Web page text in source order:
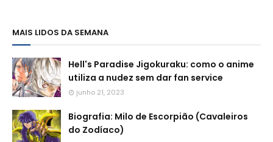
MAIS LIDOS DA SEMANA
Hell's Paradise Jigokuraku: como o anime
utiliza a nudez sem dar fan service
junho 21, 2023
Biografia: Milo de Escorpião (Cavaleiros
do Zodíaco)